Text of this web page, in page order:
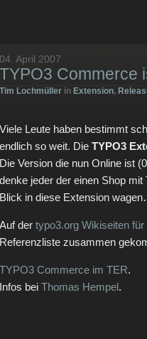
04. April 2007
TYPO3 Commerce
Tim Lochmüller in Extension,
Viele Leute haben bestimmt
endlich so weit. Die TYPO3
Die Version die nun Online ist
denke jeder der einen Shop
Blick in diese Extension
Auf der typo3.org Wikiseiten
Referenzliste zusammen
TYPO3 Commerce im TER.
Infos bei Thomas Hempel.